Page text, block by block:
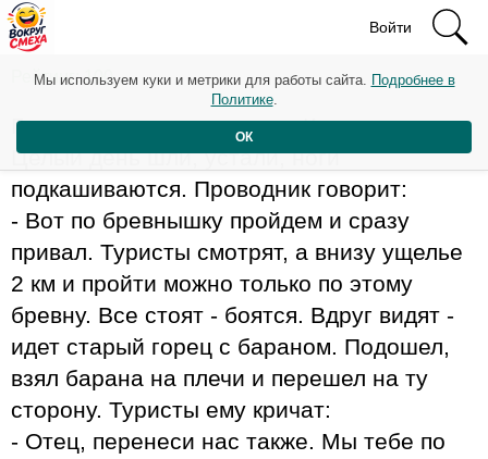
Войти
Рейтинг: 100
Группа туристов пошла на Кавказ в поход.
Целый день шли, устали, ноги
подкашиваются. Проводник говорит:
- Вот по бревнышку пройдем и сразу
привал. Туристы смотрят, а внизу ущелье
2 км и пройти можно только по этому
бревну. Все стоят - боятся. Вдруг видят -
идет старый горец с бараном. Подошел,
взял барана на плечи и перешел на ту
сторону. Туристы ему кричат:
- Отец, перенеси нас также. Мы тебе по
Мы используем куки и метрики для работы сайта. Подробнее в
Политике.
ОК